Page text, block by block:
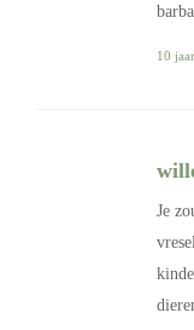
10
Je